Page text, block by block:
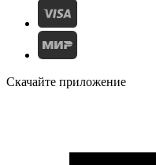
Скачайте приложение